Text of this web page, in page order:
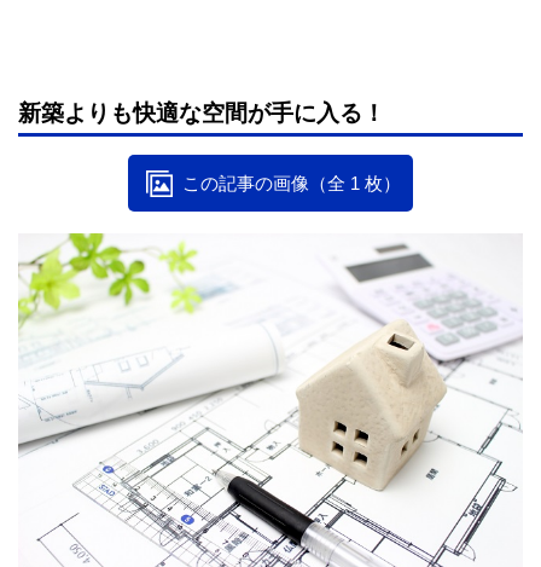
新築よりも快適な空間が手に入る！
この記事の画像（全 1 枚）